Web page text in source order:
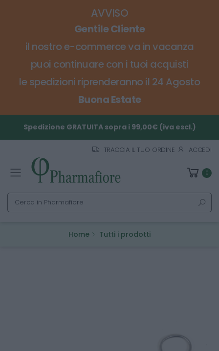
AVVISO
Gentile Cliente
il nostro e-commerce va in vacanza
puoi continuare con i tuoi acquisti
le spedizioni riprenderanno il 24 Agosto
Buona Estate
Spedizione GRATUITA sopra i 99,00€ (iva escl.)
TRACCIA IL TUO ORDINE ACCEDI
Toggle mobile menu 0
Cerca
Home Tutti i prodotti